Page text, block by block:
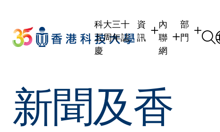
main
content
科大三十
五周年誌
慶
資
訊
校友
傳媒
公眾
內
聯
網
校友內聯網
部
門
新聞及香